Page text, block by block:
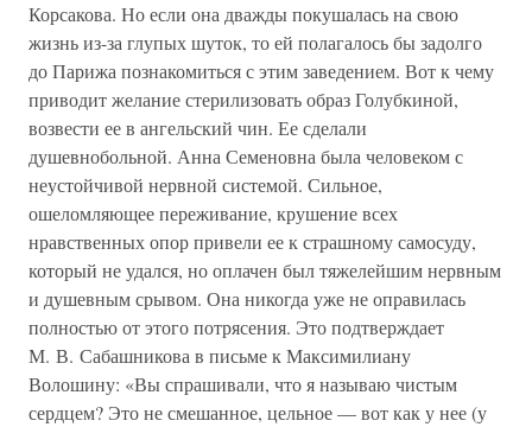
Корсакова. Но если она дважды покушалась на свою
жизнь из-за глупых шуток, то ей полагалось бы задолго
до Парижа познакомиться с этим заведением. Вот к чему
приводит желание стерилизовать образ Голубкиной,
возвести ее в ангельский чин. Ее сделали
душевнобольной. Анна Семеновна была человеком с
неустойчивой нервной системой. Сильное,
ошеломляющее переживание, крушение всех
нравственных опор привели ее к страшному самосуду,
который не удался, но оплачен был тяжелейшим нервным
и душевным срывом. Она никогда уже не оправилась
полностью от этого потрясения. Это подтверждает
М. В. Сабашникова в письме к Максимилиану
Волошину: «Вы спрашивали, что я называю чистым
сердцем? Это не смешанное, цельное — вот как у нее (у